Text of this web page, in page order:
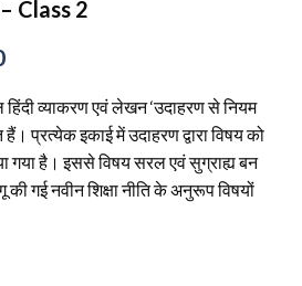
Class 2
व्याकरण एवं लेखन ‘उदाहरण से नियम
प्रत्येक इकाई में उदाहरण द्वारा विषय को
गया है। इससे विषय सरल एवं सुग्राह्य बन
की गई नवीन शिक्षा नीति के अनुरूप विषयों